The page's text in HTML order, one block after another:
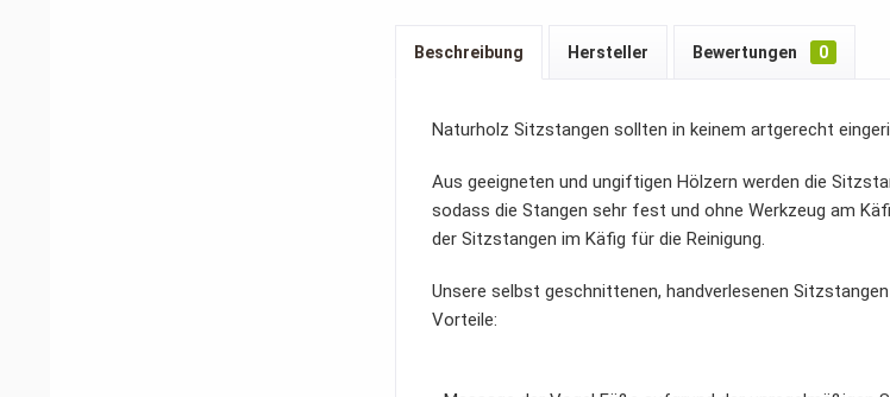
Beschreibung Hersteller Bewertungen 0
Naturholz Sitzstangen sollten in keinem artgerecht
Aus geeigneten und ungiftigen Hölzern werden die
sodass die Stangen sehr fest und ohne Werkzeug am
der Sitzstangen im Käfig für die Reinigung.
Unsere selbst geschnittenen, handverlesenen
Vorteile: